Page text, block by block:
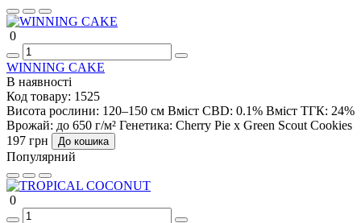
0
WINNING CAKE
В наявності
Код товару: 1525
Висота рослини: 120–150 см Вміст CBD: 0.1% Вміст ТГК: 24%
Врожай: до 650 г/м² Генетика: Cherry Pie x Green Scout Cookies
197 грн
До кошика
Популярний
0